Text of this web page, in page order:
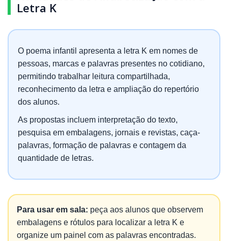
Letra K
O poema infantil apresenta a letra K em nomes de
pessoas, marcas e palavras presentes no cotidiano,
permitindo trabalhar leitura compartilhada,
reconhecimento da letra e ampliação do repertório
dos alunos.
As propostas incluem interpretação do texto,
pesquisa em embalagens, jornais e revistas, caça-
palavras, formação de palavras e contagem da
quantidade de letras.
Para usar em sala: peça aos alunos que observem
embalagens e rótulos para localizar a letra K e
organize um painel com as palavras encontradas.